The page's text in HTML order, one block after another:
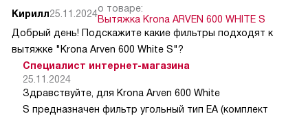
Кирилл25.11.2024о товаре:
Вытяжка Krona ARVEN 600 WHITE S
Добрый день! Подскажите какие фильтры подходят к
вытяжке "Krona Arven 600 White S"?
Специалист интернет-магазина
25.11.2024
Здравствуйте, для Krona Arven 600 White
S предназначен фильтр угольный тип EA (комплект